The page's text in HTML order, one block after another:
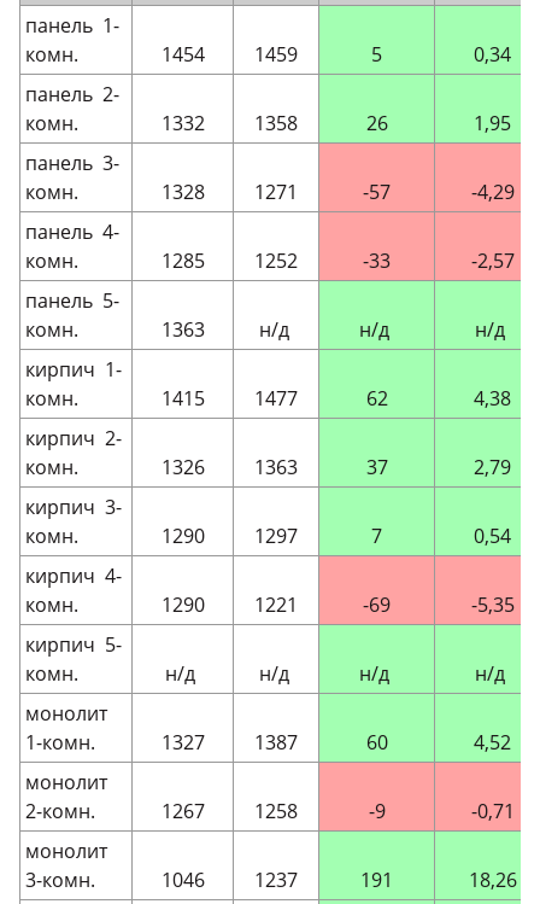
панель 1-
комн.
1454 1459 5
0,34
панель 2-
комн.
1332 1358 26
1,95
панель 3-
комн.
1328 1271 -57
-4,29
панель 4-
комн.
1285 1252 -33
-2,57
панель 5-
комн.
1363 н/д н/д
н/д
кирпич 1-
комн.
1415 1477 62
4,38
кирпич 2-
комн.
1326 1363 37
2,79
кирпич 3-
комн.
1290 1297 7
0,54
кирпич 4-
комн.
1290 1221 -69
-5,35
кирпич 5-
комн.
н/д н/д н/д
н/д
монолит
1-комн.
1327 1387 60
4,52
монолит
2-комн.
1267 1258 -9
-0,71
монолит
3-комн.
1046 1237 191 18,26